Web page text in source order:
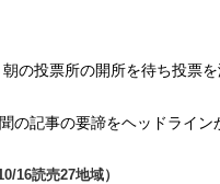
の投票所の開所を待ち投票を
の記事の要諦をヘッドライン
16読売27地域）